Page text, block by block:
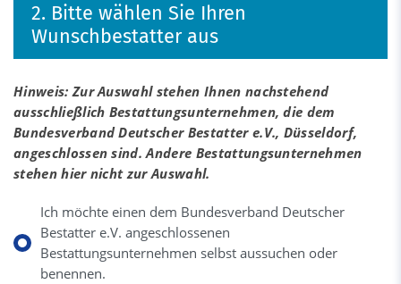
2. Bitte wählen Sie Ihren
Wunschbestatter aus
Hinweis: Zur Auswahl stehen Ihnen nachstehend
ausschließlich Bestattungsunternehmen, die dem
Bundesverband Deutscher Bestatter e.V., Düsseldorf,
angeschlossen sind. Andere Bestattungsunternehmen
stehen hier nicht zur Auswahl.
Ich möchte einen dem Bundesverband Deutscher
Bestatter e.V. angeschlossenen
Bestattungsunternehmen selbst aussuchen oder
benennen.